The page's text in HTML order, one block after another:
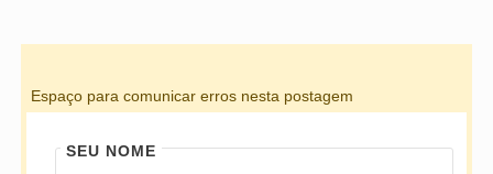
Espaço para comunicar erros nesta postagem
SEU NOME